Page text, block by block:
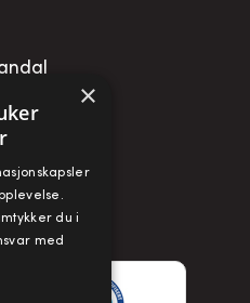
88
×
du i
med